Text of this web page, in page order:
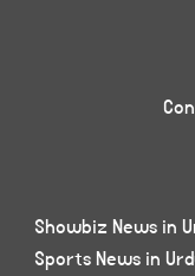
Showbiz News in
Sports News in